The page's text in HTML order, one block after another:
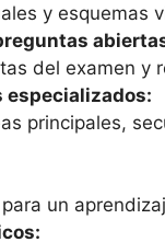
y
del examen y
especializados:
principales,
un